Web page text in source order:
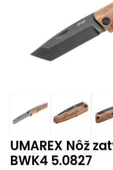
UMAREX Nôž
BWK4 5.0827